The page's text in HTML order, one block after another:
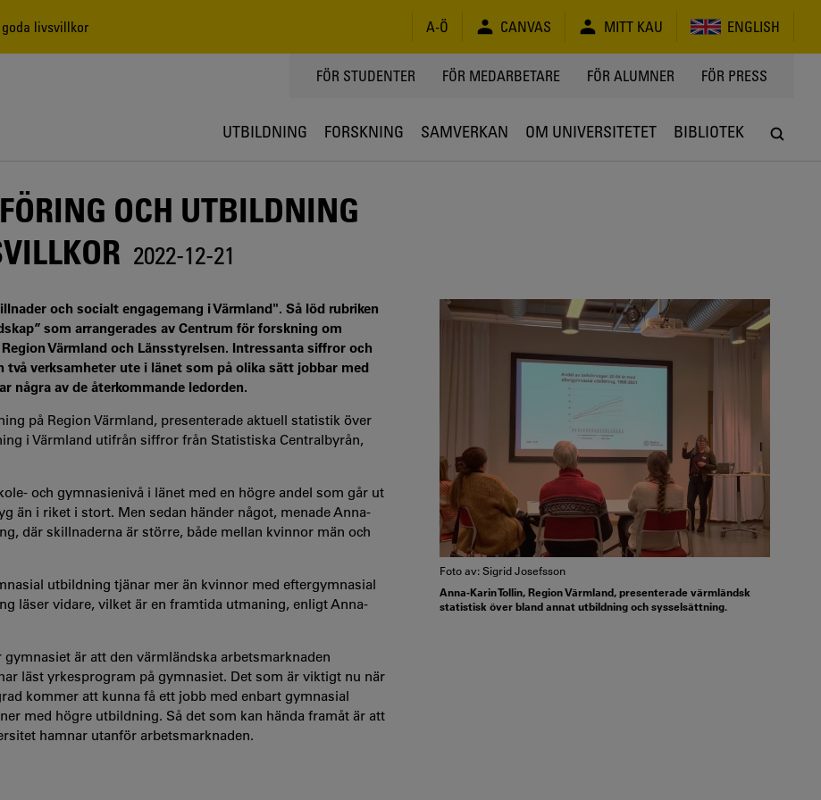
livsvillkor A-Ö CANVAS MITT KAU ENGLISH
TOPPMENY
FÖR STUDENTER FÖR MEDARBETARE FÖR ALUMNER FÖR PRESS
UTBILDNING FORSKNING SAMVERKAN OM UNIVERSITETET BIBLIOTEK
OCH UTBILDNING
2022-12-21
och socialt engagemang i Värmland". Så löd rubriken
som arrangerades av Centrum för forskning om
Värmland och Länsstyrelsen. Intressanta siffror och
verksamheter ute i länet som på olika sätt jobbar med
några av de återkommande ledorden.
på Region Värmland, presenterade aktuell statistik över
i Värmland utifrån siffror från Statistiska Centralbyrån,
och gymnasienivå i länet med en högre andel som går ut
än i riket i stort. Men sedan händer något, menade Anna-
där skillnaderna är större, både mellan kvinnor män och
utbildning tjänar mer än kvinnor med eftergymnasial
läser vidare, vilket är en framtida utmaning, enligt Anna-
är att den värmländska arbetsmarknaden
läst yrkesprogram på gymnasiet. Det som är viktigt nu när
kommer att kunna få ett jobb med enbart gymnasial
med högre utbildning. Så det som kan hända framåt är att
hamnar utanför arbetsmarknaden.
Foto av: Sigrid Josefsson
Anna-Karin Tollin, Region Värmland, presenterade värmländsk
statistisk över bland annat utbildning och sysselsättning.